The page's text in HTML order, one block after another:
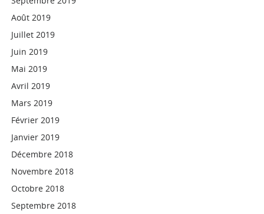
Août 2019
Juillet 2019
Juin 2019
Mai 2019
Avril 2019
Mars 2019
Février 2019
Janvier 2019
Décembre 2018
Novembre 2018
Octobre 2018
Septembre 2018